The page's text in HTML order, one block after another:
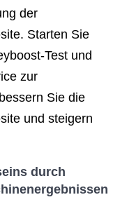
der
Starten Sie
Test und
zur
Sie die
und steigern
durch